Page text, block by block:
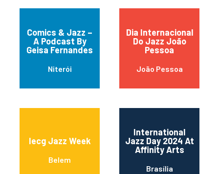
Comics & Jazz –
A Podcast By
Geisa Fernandes
Niterói
Dia Internacional
Do Jazz João
Pessoa
João Pessoa
Iecg Jazz Week
Belem
International
Jazz Day 2024 At
Affinity Arts
Brasília